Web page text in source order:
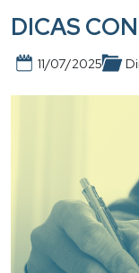
DICAS
11/07/2025